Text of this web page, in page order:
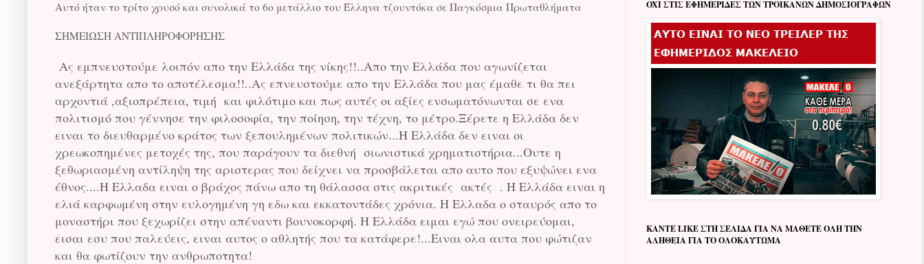
Αυτό ήταν το τρίτο χρυσό και συνολικά το 6ο μετάλλιο του Έλληνα τζουντόκα σε Παγκόσμια Πρωταθλήματα
ΣΗΜΕΙΩΣΗ ΑΝΤΙΠΛΗΡΟΦΟΡΗΣΗΣ
Ας εμπνευστούμε λοιπόν απο την Ελλάδα της νίκης!!..Απο την Ελλάδα που αγωνίζεται
ανεξάρτητα απο το αποτέλεσμα!!..Ας επνευστούμε απο την Ελλάδα που μας έμαθε τι θα πει
αρχοντιά ,αξιοπρέπεια, τιμή και φιλότιμο και πως αυτές οι αξίες ενσωματόνωνται σε ενα
πολιτισμό που γέννησε την φιλοσοφία, την ποίηση, την τέχνη, το μέτρο.Ξέρετε η Ελλάδα δεν
ειναι το διευθαρμένο κράτος των ξεπουλημένων πολιτικών...Η Ελλάδα δεν ειναι οι
χρεωκοπημένες μετοχές της, που παράγουν τα διεθνή σιωνιστικά χρηματιστήρια...Ουτε η
ξεθωριασμένη αντίληψη της αριστερας που δείχνει να προσβάλεται απο αυτο που εξυψώνει ενα
έθνος....Η Ελλαδα ειναι ο βράχος πάνω απο τη θάλασσα στις ακριτικές ακτές . Η Ελλάδα ειναι η
ελιά καρφωμένη στην ευλογημένη γη εδω και εκκατοντάδες χρόνια. Η Ελλαδα ο σταυρός απο το
μοναστήρι που ξεχωρίζει στην απέναντι βουνοκορφή. Η Ελλάδα ειμαι εγώ που ονειρεύομαι,
εισαι εσυ που παλεύεις, ειναι αυτος ο αθλητής που τα κατάφερε!...Ειναι ολα αυτα που φώτιζαν
και θα φωτίζουν την ανθρωποτητα!
OXI ΣΤΙΣ ΕΦΗΜΕΡΙΔΕΣ ΤΩΝ ΤΡΟΙΚΑΝΩΝ ΔΗΜΟΣΙΟΓΡΑΦΩΝ
ΚΑΝΤΕ LIKE ΣΤΗ ΣΕΛΙΔΑ ΓΙΑ ΝΑ ΜΑΘΕΤΕ ΟΛΗ ΤΗΝ
ΑΛΗΘΕΙΑ ΓΙΑ ΤΟ ΟΛΟΚΑΥΤΩΜΑ